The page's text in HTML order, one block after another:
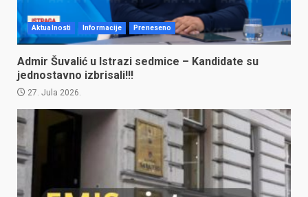
Aktualnosti Informacije Preneseno
Admir Šuvalić u Istrazi sedmice – Kandidate su
jednostavno izbrisali!!!
27. Jula 2026.